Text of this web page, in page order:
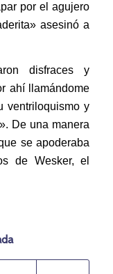
por el agujero
asesinó a
disfraces y
ahí llamándome
ventriloquismo y
De una manera
se apoderaba
de Wesker, el